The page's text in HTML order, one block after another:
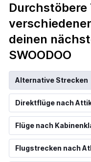
Durchstöbere
deinen
SWOODOO
Alternative Strecken
Direktflüge nach
Flüge nach
Flugstrecken nach